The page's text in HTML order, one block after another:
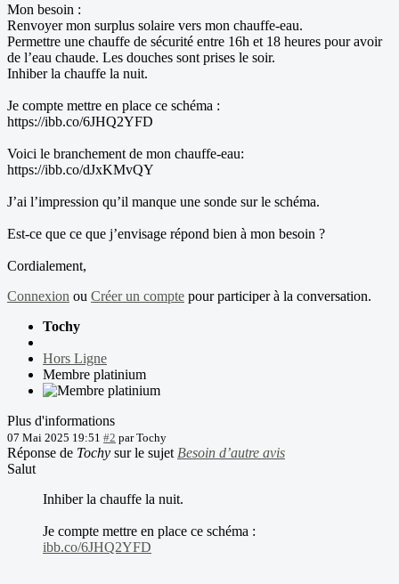
Mon besoin :
Renvoyer mon surplus solaire vers mon chauffe-eau.
Permettre une chauffe de sécurité entre 16h et 18 heures pour avoir
de l’eau chaude. Les douches sont prises le soir.
Inhiber la chauffe la nuit.
Je compte mettre en place ce schéma :
https://ibb.co/6JHQ2YFD
Voici le branchement de mon chauffe-eau:
https://ibb.co/dJxKMvQY
J’ai l’impression qu’il manque une sonde sur le schéma.
Est-ce que ce que j’envisage répond bien à mon besoin ?
Cordialement,
Connexion ou Créer un compte pour participer à la conversation.
Tochy
Hors Ligne
Membre platinium
Plus d'informations
07 Mai 2025 19:51 #2 parTochy
Réponse de Tochy sur le sujet Besoin d’autre avis
Salut
Inhiber la chauffe la nuit.
Je compte mettre en place ce schéma :
ibb.co/6JHQ2YFD